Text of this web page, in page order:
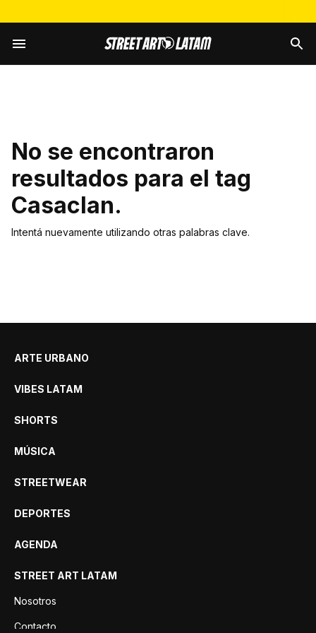
No se encontraron
resultados para el tag
Casaclan.
Intentá nuevamente utilizando otras palabras clave.
ARTE URBANO
VIBES LATAM
SHORTS
MÚSICA
STREETWEAR
DEPORTES
AGENDA
STREET ART LATAM
Nosotros
Contacto